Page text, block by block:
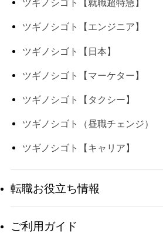
ツギノシゴト【就職超特急】
ツギノシゴト【エンジニア】
ツギノシゴト【日本】
ツギノシゴト【マーケター】
ツギノシゴト【タクシー】
ツギノシゴト（昼職チェンジ）
ツギノシゴト【キャリア】
転職お役立ち情報
ご利用ガイド